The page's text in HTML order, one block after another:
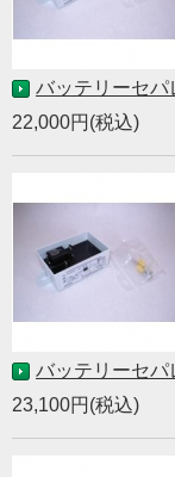
バッテリーセ
22,000円(税込)
バッテリーセ
23,100円(税込)